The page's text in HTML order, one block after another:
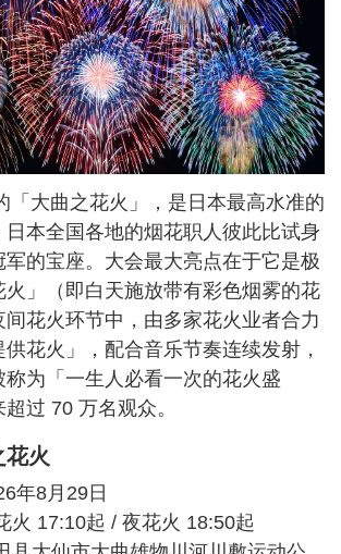
「大曲之花火」，是日本最高水准的
本全国各地的烟花职人彼此比试身
的宝座。大会最大亮点在于它是极
火」（即白天施放带有彩色烟雾的花
间花火环节中，由多家花火业者合力
花火」，配合音乐节奏连续发射，
称为「一生人必看一次的花火盛
过 70 万名观众。
火
年8月29日
火 17:10起 / 夜花火 18:50起